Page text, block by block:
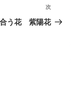
次
の
次
う花 紫陽花